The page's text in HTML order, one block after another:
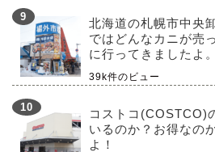
北海道の札幌市中央
ではどんなカニが売
に行ってきましたよ。
39k件のビュー
コストコ(COSTCO)
いるのか？お得なの
よ！